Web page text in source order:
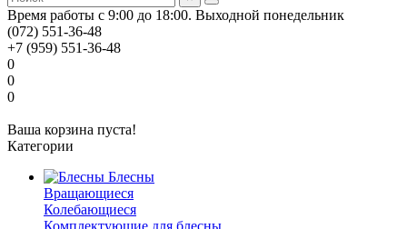
Время работы с 9:00 до 18:00. Выходной понедельник
(072) 551-36-48
+7 (959) 551-36-48
0
0
0
Ваша корзина пуста!
Категории
Блесны
Вращающиеся
Колебающиеся
Комплектующие для блесны